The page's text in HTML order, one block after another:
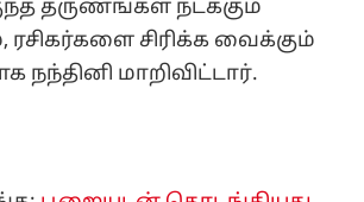
தருணங்கள் நடக்கும்
சிரிக்க வைக்கும்
நந்தினி மாறிவிட்டார்.